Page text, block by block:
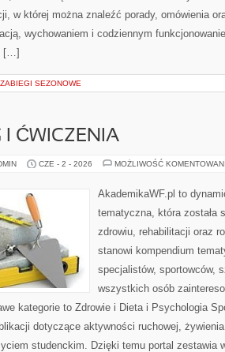
w której można znaleźć porady, omówienia
wychowaniem i codziennym
[…]
ZABIEGI SEZONOWE
I ĆWICZENIA
CZE - 2 - 2026 MOŻLIWOŚĆ
AkademikaWF.pl to
tematyczna, która została
zdrowiu, rehabilitacji oraz
stanowi kompendium
specjalistów, sportowców,
wszystkich osób
kategorie to Zdrowie i Dieta i Psychologia
dotyczące aktywności ruchowej,
studenckim. Dzięki temu portal zestawia